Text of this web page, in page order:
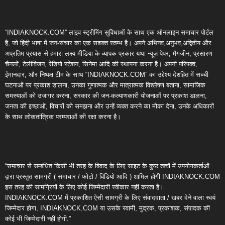
“INDIAKNOCK.COM” लाइव स्ट्रीमिंग सुविधाओं के साथ एक ऑनलाइन समाचार पोर्टल
है, जो हिंदी भाषा में जन-संचार का एक सशक्त स्तम्भ है। अपने अभिनव,अनुभव,अद्वितीय और
अप्रतिम प्रयास से हमारा लक्ष्य मीडिया के व्यापक प्रकार यथा न्यूज़ पेपर, मैगजीन, प्रसारण
चैनलों, टेलीविजन, रेडियो स्टेशन, सिनेमा आदि की स्थापना करना है। अपनी परिपक्व,
ईमानदार, और निष्पक्ष टीम के साथ “INDIAKNOCK.COM” का उद्देश्य देशहित में सच्ची
घटनाओं पर प्रकाश डालना, उनका गुणात्मक और मात्रात्मक विश्लेषण बताना, सामाजिक
समस्याओं को उजागर करना, सरकार की जन-कल्याणकारी योजनाओं पर प्रकाश डालना,
जनता की इच्छाओं, विचारों को समझना और उन्हें व्यक्त करने का मौका देना, उनके अधिकारों
के साथ लोकतांत्रिक परम्पराओं की रक्षा करना है।
“समाचार से सम्बंधित किसी भी तरह के विवाद के लिए साइट के कुछ तत्वों में उपयोगकर्ताओं
द्वारा प्रस्तुत सामग्री ( समाचार / फोटो / विडियो आदि ) शामिल होगी INDIAKNOCK.COM
इस तरह की सामग्रियों के लिए कोई जिम्मेदारी स्वीकार नहीं करता है।
INDIAKNOCK.COM में प्रकाशित ऐसी सामग्री के लिए संवाददाता / खबर देने वाला स्वयं
जिम्मेदार होगा, INDIAKNOCK.COM या उसके स्वामी, मुद्रक, प्रकाशक, संपादक की
कोई भी जिम्मेदारी नहीं होगी.”